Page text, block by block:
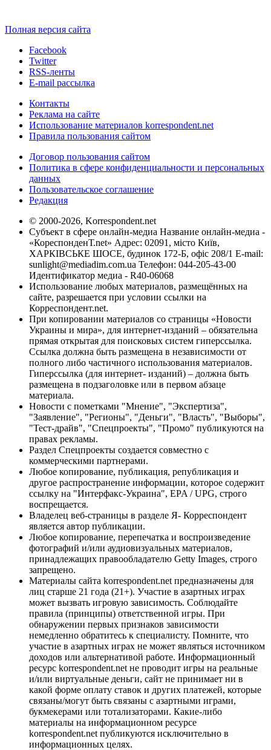
Полная версия сайта
Facebook
Twitter
RSS-ленты
E-mail рассылка
Контакты
Реклама на сайте
Использование материалов korrespondent.net
Правила пользования сайтом
Договор пользования сайтом
Политика в сфере конфиденциальности и персональных
данных
Пользовательское соглашение
Редакция
© 2000-2026, Korrespondent.net
Субъект в сфере онлайн-медиа Название онлайн-медиа -
«КореспонденТ.net» Адрес: 02091, місто Київ,
ХАРКІВСЬКЕ ШОСЕ, будинок 172-Б, офіс 208/1 E-mail:
sunlight@mediadim.com.ua Телефон: 044-205-43-00
Идентификатор медиа - R40-06068
Использование любых материалов, размещённых на
сайте, разрешается при условии ссылки на
Корреспондент.net.
При копировании материалов со страницы «Новости
Украины и мира», для интернет-изданий – обязательна
прямая открытая для поисковых систем гиперссылка.
Ссылка должна быть размещена в независимости от
полного либо частичного использования материалов.
Гиперссылка (для интернет- изданий) – должна быть
размещена в подзаголовке или в первом абзаце
материала.
Новости с пометками "Мнение", "Экспертиза",
"Заявление", "Регионы", "Деньги", "Власть", "Выборы",
"Тест-драйв", "Спецпроекты", "Промо" публикуются на
правах рекламы.
Раздел Спецпроекты создается совместно с
коммерческими партнерами.
Любое копирование, публикация, републикация и
другое распространение информации, которое содержит
ссылку на "Интерфакс-Украина", EPA / UPG, строго
воспрещается.
Владелец веб-страницы в разделе Я- Корреспондент
является автор публикации.
Любое копирование, перепечатка и воспроизведение
фотографий и/или аудиовизуальных материалов,
принадлежащих правообладателю Getty Images, строго
запрещено.
Материалы сайта korrespondent.net предназначены для
лиц старше 21 года (21+). Участие в азартных играх
может вызвать игровую зависимость. Соблюдайте
правила (принципы) ответственной игры. При
обнаружении первых признаков зависимости
немедленно обратитесь к специалисту. Помните, что
участие в азартных играх не может являться источником
доходов или альтернативой работе. Информационный
ресурс korrespondent.net не проводит игры на реальные
и/или виртуальные деньги, сайт не принимает ни в
какой форме оплату ставок и других платежей, которые
связаны/могут быть связаны с азартными играми,
букмекерами или тотализаторами. Какие-либо
материалы на информационном ресурсе
korrespondent.net публикуются исключительно в
информационных целях.